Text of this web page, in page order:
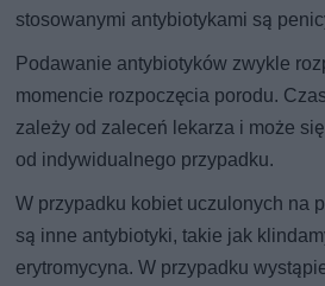
stosowanymi antybiotykami są
Podawanie antybiotyków zwykle
momencie rozpoczęcia porodu.
zależy od zaleceń lekarza i może
od indywidualnego przypadku.
W przypadku kobiet uczulonych na
są inne antybiotyki, takie jak
erytromycyna. W przypadku